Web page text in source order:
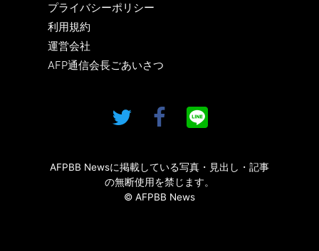
プライバシーポリシー
利用規約
運営会社
AFP通信会長ごあいさつ
AFPBB Newsに掲載している写真・見出し・記事
の無断使用を禁じます。
© AFPBB News